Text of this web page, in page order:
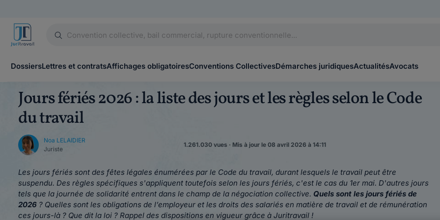
DossiersLettres et contratsAffichages obligatoiresConventions CollectivesDémarches juridiquesActualitésAvocats
Jours fériés 2026 : la liste des jours et les règles selon le Code
du travail
Noa LELAIDIER
Juriste
1.261.030 vues · Mis à jour le 08 avril 2026 à 14:11
Les jours fériés sont des fêtes légales énumérées par le Code du travail, durant lesquels le travail peut être
suspendu. Des règles spécifiques s'appliquent toutefois selon les jours fériés, c'est le cas du 1er mai. D'autres jours
tels que la journée de solidarité entrent dans le champ de la négociation collective. Quels sont les jours fériés de
2026 ? Quelles sont les obligations de l’employeur et les droits des salariés en matière de travail et de rémunération
ces jours-là ? Que dit la loi ? Rappel des dispositions en vigueur grâce à Juritravail !